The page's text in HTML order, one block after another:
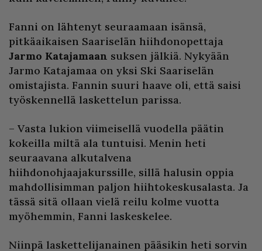
Fanni on lähtenyt seuraamaan isänsä,
pitkäaikaisen Saariselän hiihdonopettaja
Jarmo Katajamaan suksen jälkiä. Nykyään
Jarmo Katajamaa on yksi Ski Saariselän
omistajista. Fannin suuri haave oli, että saisi
työskennellä laskettelun parissa.
– Vasta lukion viimeisellä vuodella päätin
kokeilla miltä ala tuntuisi. Menin heti
seuraavana alkutalvena
hiihdonohjaajakurssille, sillä halusin oppia
mahdollisimman paljon hiihtokeskusalasta. Ja
tässä sitä ollaan vielä reilu kolme vuotta
myöhemmin, Fanni laskeskelee.
Niinpä laskettelijanainen pääsikin heti sorvin